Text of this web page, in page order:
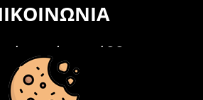
Δευτέρα - Σάββατο
09:00 - 15:00
Τ: 26214 00104